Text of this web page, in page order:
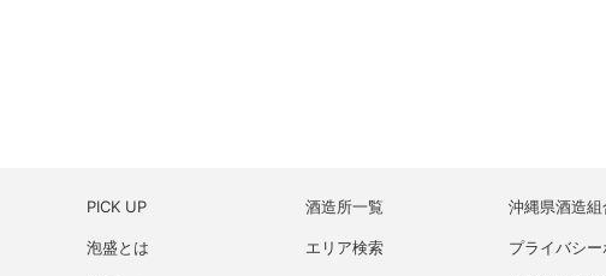
PICK UP
泡盛とは
酒造所一覧
エリア検索
沖縄県酒造組
プライバシ